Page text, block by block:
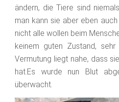
ändern, die Tiere sind
man kann sie aber eben
nicht alle wollen beim
keinem guten Zustand,
Vermutung liegt nahe, dass
hat.Es wurde nun Blut
überwacht.